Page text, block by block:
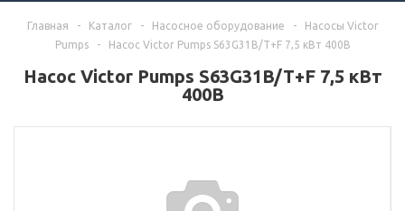
Главная - Каталог - Насосное оборудование -
Насосы Victor
Pumps
- Насос Victor Pumps S63G31B/T+F 7,5 кВт 400В
Насос Victor Pumps S63G31B/T+F 7,5 кВт
400В